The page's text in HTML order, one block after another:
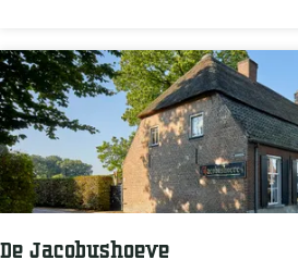
o
u
w
w
o
De Jacobushoeve